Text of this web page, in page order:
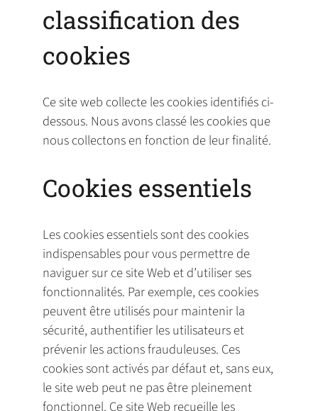
classification des
cookies
Ce site web collecte les cookies identifiés ci-
dessous. Nous avons classé les cookies que
nous collectons en fonction de leur finalité.
Cookies essentiels
Les cookies essentiels sont des cookies
indispensables pour vous permettre de
naviguer sur ce site Web et d’utiliser ses
fonctionnalités. Par exemple, ces cookies
peuvent être utilisés pour maintenir la
sécurité, authentifier les utilisateurs et
prévenir les actions frauduleuses. Ces
cookies sont activés par défaut et, sans eux,
le site web peut ne pas être pleinement
fonctionnel. Ce site Web recueille les